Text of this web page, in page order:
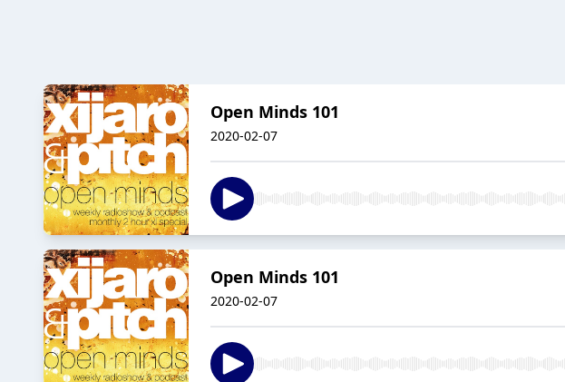
Open Minds 101
2020-02-07
Open Minds 101
2020-02-07